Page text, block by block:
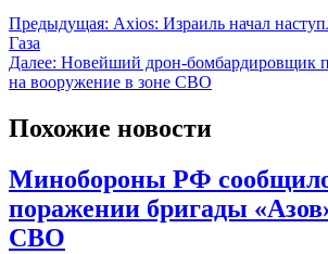
Предыдущая: Axios: Израиль начал
Газа
Далее: Новейший дрон-бомбардировщик
на вооружение в зоне СВО
Похожие новости
Минобороны РФ
поражении бригады
СВО